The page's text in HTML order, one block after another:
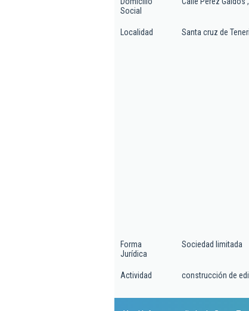
Social
Localidad Santa cruz de
Forma
Jurídica
Sociedad limitada
Actividad construcción de